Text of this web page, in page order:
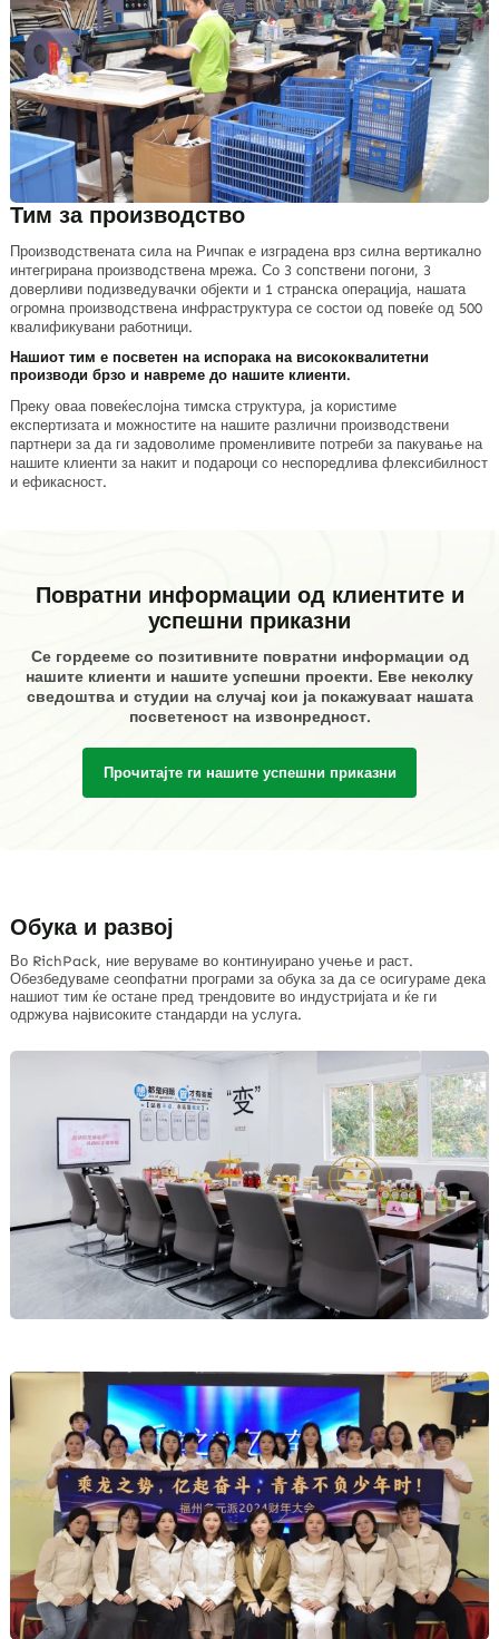
Тим за производство
Производствената сила на Ричпак е изградена врз силна вертикално
интегрирана производствена мрежа. Со 3 сопствени погони, 3
доверливи подизведувачки објекти и 1 странска операција, нашата
огромна производствена инфраструктура се состои од повеќе од 500
квалификувани работници.
Нашиот тим е посветен на испорака на висококвалитетни
производи брзо и навреме до нашите клиенти.
Преку оваа повеќеслојна тимска структура, ја користиме
експертизата и можностите на нашите различни производствени
партнери за да ги задоволиме променливите потреби за пакување на
нашите клиенти за накит и подароци со неспоредлива флексибилност
и ефикасност.
Повратни информации од клиентите и
успешни приказни
Се гордееме со позитивните повратни информации од
нашите клиенти и нашите успешни проекти. Еве неколку
сведоштва и студии на случај кои ја покажуваат нашата
посветеност на извонредност.
Прочитајте ги нашите успешни приказни
Обука и развој
Во RichPack, ние веруваме во континуирано учење и раст.
Обезбедуваме сеопфатни програми за обука за да се осигураме дека
нашиот тим ќе остане пред трендовите во индустријата и ќе ги
одржува највисоките стандарди на услуга.